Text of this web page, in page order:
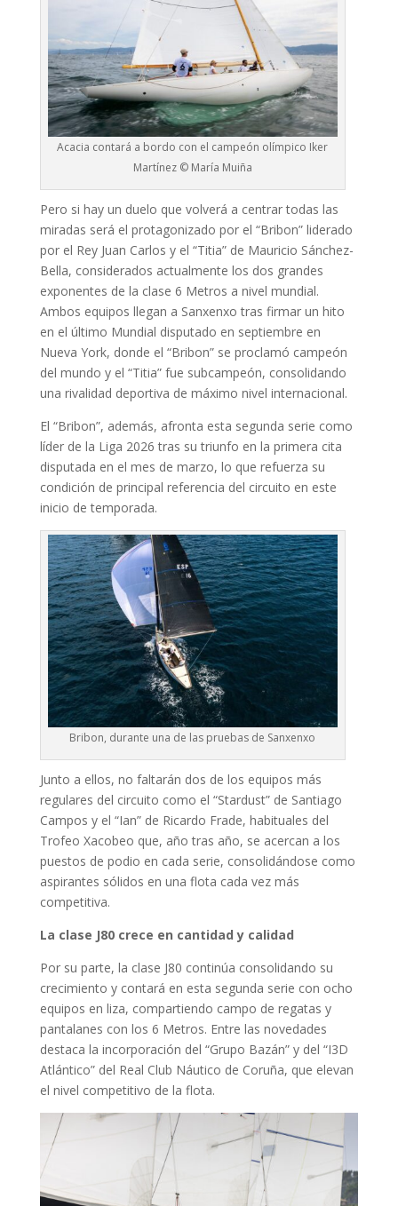
Acacia contará a bordo con el campeón olímpico Iker
Martínez © María Muiña
Pero si hay un duelo que volverá a centrar todas las
miradas será el protagonizado por el “Bribon” liderado
por el Rey Juan Carlos y el “Titia” de Mauricio Sánchez-
Bella, considerados actualmente los dos grandes
exponentes de la clase 6 Metros a nivel mundial.
Ambos equipos llegan a Sanxenxo tras firmar un hito
en el último Mundial disputado en septiembre en
Nueva York, donde el “Bribon” se proclamó campeón
del mundo y el “Titia” fue subcampeón, consolidando
una rivalidad deportiva de máximo nivel internacional.
El “Bribon”, además, afronta esta segunda serie como
líder de la Liga 2026 tras su triunfo en la primera cita
disputada en el mes de marzo, lo que refuerza su
condición de principal referencia del circuito en este
inicio de temporada.
Bribon, durante una de las pruebas de Sanxenxo
Junto a ellos, no faltarán dos de los equipos más
regulares del circuito como el “Stardust” de Santiago
Campos y el “Ian” de Ricardo Frade, habituales del
Trofeo Xacobeo que, año tras año, se acercan a los
puestos de podio en cada serie, consolidándose como
aspirantes sólidos en una flota cada vez más
competitiva.
La clase J80 crece en cantidad y calidad
Por su parte, la clase J80 continúa consolidando su
crecimiento y contará en esta segunda serie con ocho
equipos en liza, compartiendo campo de regatas y
pantalanes con los 6 Metros. Entre las novedades
destaca la incorporación del “Grupo Bazán” y del “I3D
Atlántico” del Real Club Náutico de Coruña, que elevan
el nivel competitivo de la flota.